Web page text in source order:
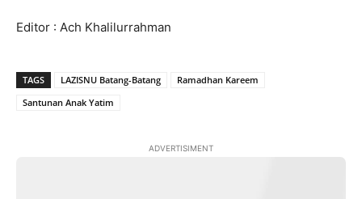
Editor : Ach Khalilurrahman
TAGS LAZISNU Batang-Batang
Ramadhan Kareem
Santunan Anak Yatim
ADVERTISIMENT